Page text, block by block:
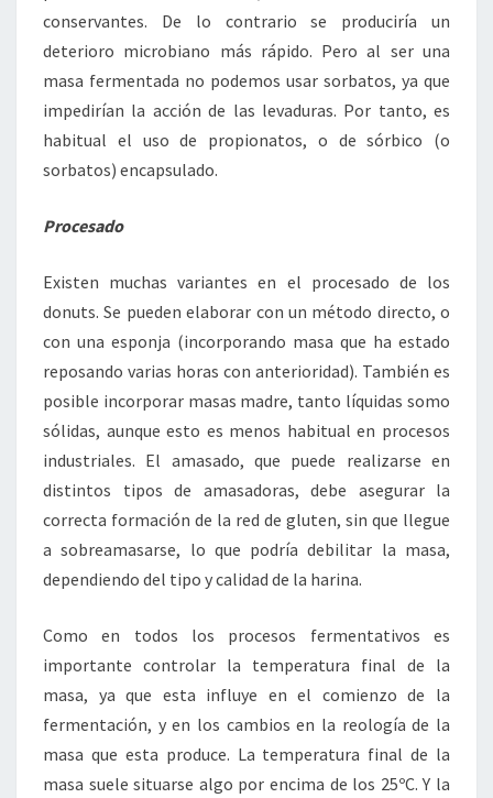
conservantes. De lo contrario se produciría un
deterioro microbiano más rápido. Pero al ser una
masa fermentada no podemos usar sorbatos, ya que
impedirían la acción de las levaduras. Por tanto, es
habitual el uso de propionatos, o de sórbico (o
sorbatos) encapsulado.
Procesado
Existen muchas variantes en el procesado de los
donuts. Se pueden elaborar con un método directo, o
con una esponja (incorporando masa que ha estado
reposando varias horas con anterioridad). También es
posible incorporar masas madre, tanto líquidas somo
sólidas, aunque esto es menos habitual en procesos
industriales. El amasado, que puede realizarse en
distintos tipos de amasadoras, debe asegurar la
correcta formación de la red de gluten, sin que llegue
a sobreamasarse, lo que podría debilitar la masa,
dependiendo del tipo y calidad de la harina.
Como en todos los procesos fermentativos es
importante controlar la temperatura final de la
masa, ya que esta influye en el comienzo de la
fermentación, y en los cambios en la reología de la
masa que esta produce. La temperatura final de la
masa suele situarse algo por encima de los 25ºC. Y la